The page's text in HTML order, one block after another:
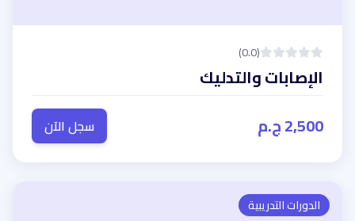
(0.0)
الإصابات والتدليك
2,500 ج.م
سجل الآن
الدورات التدريبية